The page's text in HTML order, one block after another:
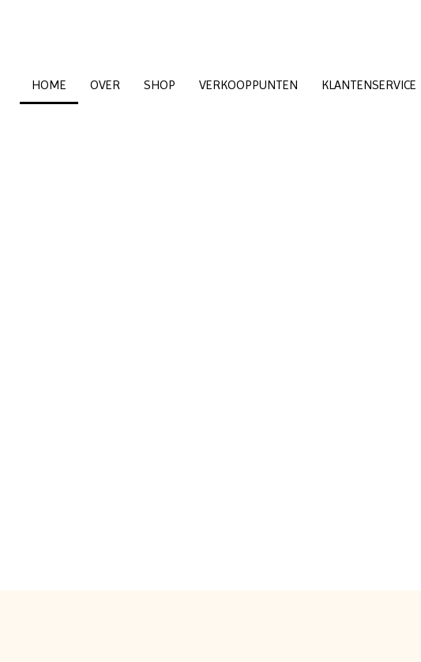
HOME OVER SHOP VERKOOPPUNTEN KLANTENSERVICE